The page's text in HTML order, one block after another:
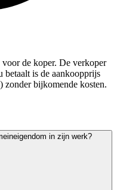
de koper. De verkoper
betaalt is de aankoopprijs
zonder bijkomende kosten.
in zijn werk?